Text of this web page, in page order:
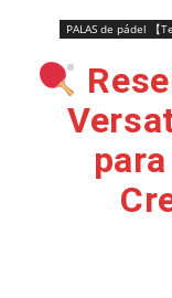
PALAS de pádel 【